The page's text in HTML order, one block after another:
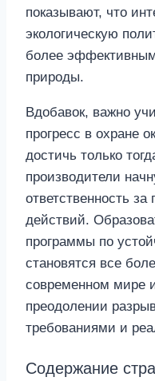
показывают, что
экологическую
более
природы.
Вдобавок, важно
прогресс в охране
достичь только
производители
ответственность
действий.
программы по
становятся все
современном мире
преодолении
требованиями и
Содержание